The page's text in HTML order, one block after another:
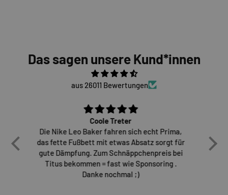
Das sagen unsere Kund*innen
aus 26011 Bewertungen
für
Unschlagbare Qualität, guter Print
Erneut guter Stuff aus dem Hause Loser.
Netter Style, gewohnt guter Service.
Nicht umsonst sein über 20 Jahren
Storeliebhaber von Titus.